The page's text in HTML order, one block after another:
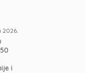
2026.
i